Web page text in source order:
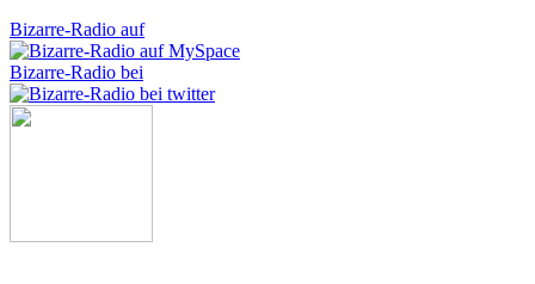
Bizarre-Radio auf
Bizarre-Radio bei